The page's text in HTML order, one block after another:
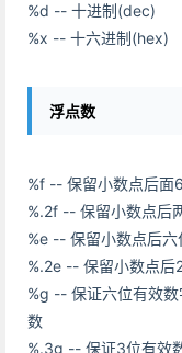
%d -- 十进制(dec)
%x -- 十六进制(hex)
浮点数
%f -- 保留小数点后面
%.2f -- 保留小数点后
%e -- 保留小数点后
%.2e -- 保留小数点后
%g -- 保证六位有效
数
%.3g -- 保证3位有效